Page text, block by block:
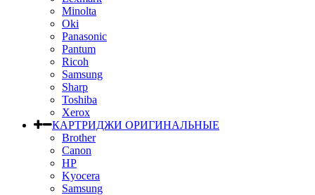
Minolta
Oki
Panasonic
Pantum
Ricoh
Samsung
Sharp
Toshiba
Xerox
КАРТРИДЖИ ОРИГИНАЛЬНЫЕ
Brother
Canon
HP
Kyocera
Samsung